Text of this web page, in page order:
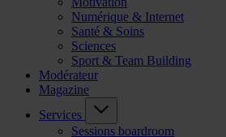
Numérique & Internet
Santé & Soins
Sciences
Sport & Team Building
Modérateur
Magazine
Services
Sessions boardroom